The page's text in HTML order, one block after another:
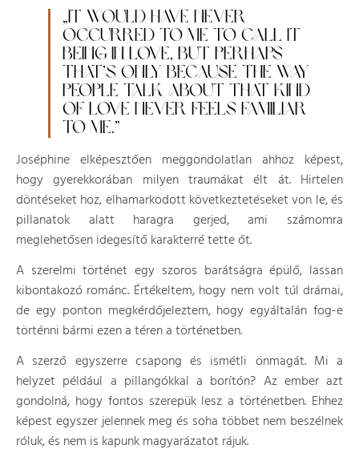
„IT WOULD HAVE NEVER
OCCURRED TO ME TO CALL IT
BEING IN LOVE, BUT PERHAPS
THAT’S ONLY BECAUSE THE WAY
PEOPLE TALK ABOUT THAT KIND
OF LOVE NEVER FEELS FAMILIAR
TO ME.”
Joséphine elképesztően meggondolatlan ahhoz képest,
hogy gyerekkorában milyen traumákat élt át. Hirtelen
döntéseket hoz, elhamarkodott következtetéseket von le, és
pillanatok alatt haragra gerjed, ami számomra
meglehetősen idegesítő karakterré tette őt.
A szerelmi történet egy szoros barátságra épülő, lassan
kibontakozó románc. Értékeltem, hogy nem volt túl drámai,
de egy ponton megkérdőjeleztem, hogy egyáltalán fog-e
történni bármi ezen a téren a történetben.
A szerző egyszerre csapong és ismétli önmagát. Mi a
helyzet például a pillangókkal a borítón? Az ember azt
gondolná, hogy fontos szerepük lesz a történetben. Ehhez
képest egyszer jelennek meg és soha többet nem beszélnek
róluk, és nem is kapunk magyarázatot rájuk.